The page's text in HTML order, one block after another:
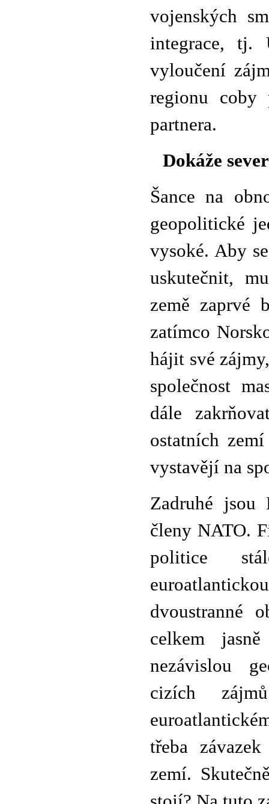
vojenských
integrace, tj.
vyloučení
regionu coby
partnera.
Dokáže
Šance na
geopolitické
vysoké. Aby
uskutečnit,
země zaprvé
zatímco
hájit své
společnost
dále
ostatních
vystavějí na
Zadruhé jsou
členy NATO.
politice
dvoustranné
celkem
nezávislou
cizích
třeba
zemí.